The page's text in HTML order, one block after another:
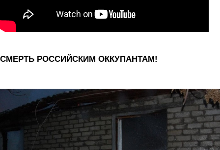
СМЕРТЬ РОССИЙСКИМ ОККУПАНТАМ!